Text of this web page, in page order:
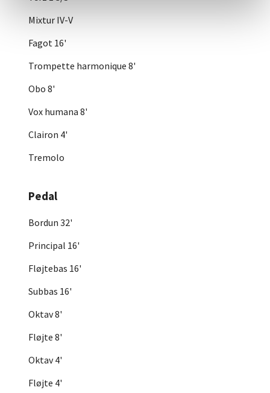
Mixtur IV-V
Fagot 16'
Trompette harmonique 8'
Obo 8'
Vox humana 8'
Clairon 4'
Tremolo
Pedal
Bordun 32'
Principal 16'
Fløjtebas 16'
Subbas 16'
Oktav 8'
Fløjte 8'
Oktav 4'
Fløjte 4'